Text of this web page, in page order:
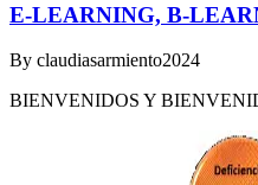
E-LEARNING, B-
By claudiasarmiento2024
BIENVENIDOS Y